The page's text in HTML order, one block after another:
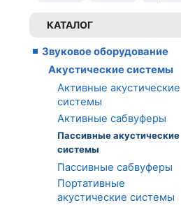
КАТАЛОГ
Звуковое оборудование
Акустические системы
Активные акустические
системы
Активные сабвуферы
Пассивные акустические
системы
Пассивные сабвуферы
Портативные
акустические системы